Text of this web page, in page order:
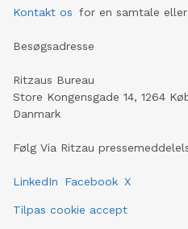
Kontakt os for en samtale
Besøgsadresse
Ritzaus Bureau
Store Kongensgade 14, 1264
Danmark
Følg Via Ritzau
LinkedIn Facebook X
Tilpas cookie accept